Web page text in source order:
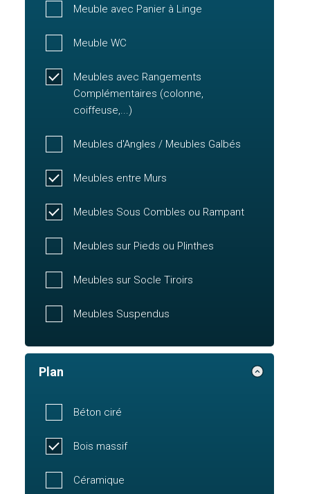
Meuble avec Panier à Linge
Meuble WC
Meubles avec Rangements
Complémentaires (colonne,
coiffeuse,...)
Meubles d'Angles / Meubles Galbés
Meubles entre Murs
Meubles Sous Combles ou Rampant
Meubles sur Pieds ou Plinthes
Meubles sur Socle Tiroirs
Meubles Suspendus
Plan
Béton ciré
Bois massif
Céramique